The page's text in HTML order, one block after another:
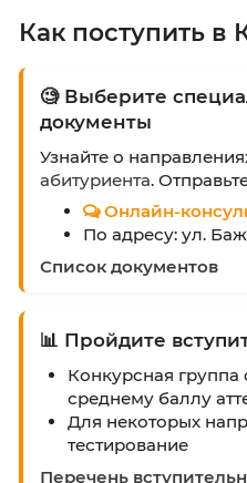
Как
🧐 Выберите
документы
Узнайте о
абитуриента.
По адресу: ул.
Список
📊 Пройдите